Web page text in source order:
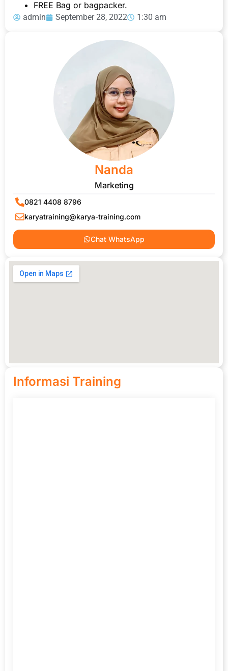
FREE Bag or bagpacker.
admin September 28, 2022 1:30 am
Nanda
Marketing
0821 4408 8796
karyatraining@karya-training.com
Chat WhatsApp
Informasi Training